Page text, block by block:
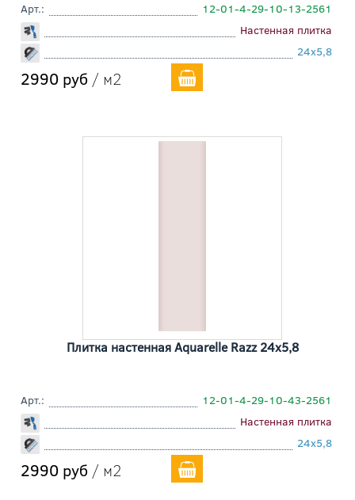
Арт.:
12-01-4-29-10-13-2561
Настенная плитка
24x5,8
2990 руб / м2
Плитка настенная Aquarelle Razz 24x5,8
Арт.:
12-01-4-29-10-43-2561
Настенная плитка
24x5,8
2990 руб / м2